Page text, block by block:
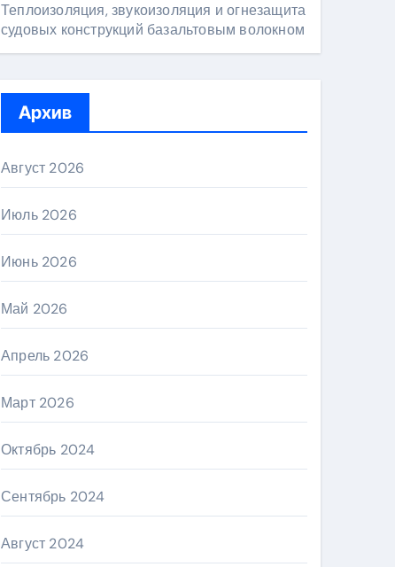
Теплоизоляция, звукоизоляция и огнезащита
судовых конструкций базальтовым волокном
Архив
Август 2026
Июль 2026
Июнь 2026
Май 2026
Апрель 2026
Март 2026
Октябрь 2024
Сентябрь 2024
Август 2024